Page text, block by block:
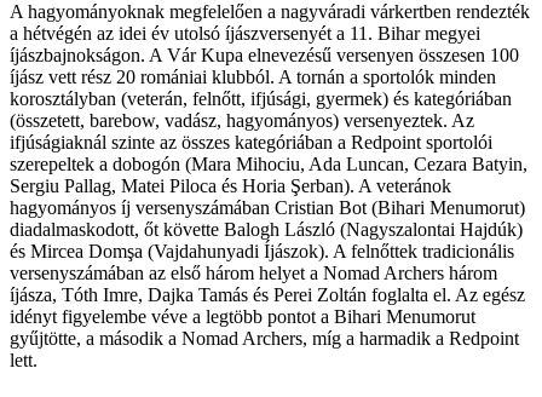
A hagyományoknak megfelelően a nagyváradi várkertben rendezték
a hétvégén az idei év utolsó íjászversenyét a 11. Bihar megyei
íjászbajnokságon. A Vár Kupa elnevezésű versenyen összesen 100
íjász vett rész 20 romániai klubból. A tornán a sportolók minden
korosztályban (veterán, felnőtt, ifjúsági, gyermek) és kategóriában
(összetett, barebow, vadász, hagyományos) versenyeztek. Az
ifjúságiaknál szinte az összes kategóriában a Redpoint sportolói
szerepeltek a dobogón (Mara Mihociu, Ada Luncan, Cezara Batyin,
Sergiu Pallag, Matei Piloca és Horia Şerban). A veteránok
hagyományos íj versenyszámában Cristian Bot (Bihari Menumorut)
diadalmaskodott, őt követte Balogh László (Nagyszalontai Hajdúk)
és Mircea Domşa (Vajdahunyadi Íjászok). A felnőttek tradicionális
versenyszámában az első három helyet a Nomad Archers három
íjásza, Tóth Imre, Dajka Tamás és Perei Zoltán foglalta el. Az egész
idényt figyelembe véve a legtöbb pontot a Bihari Menumorut
gyűjtötte, a második a Nomad Archers, míg a harmadik a Redpoint
lett.